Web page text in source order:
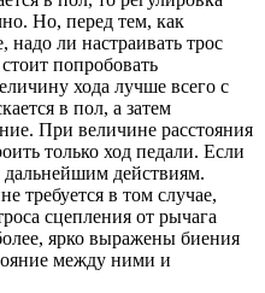
Но, перед тем, как
надо ли настраивать трос
попробовать
хода лучше всего с
в пол, а затем
При величине расстояния
только ход педали. Если
дальнейшим действиям.
требуется в том случае,
сцепления от рычага
ярко выражены биения
между ними и